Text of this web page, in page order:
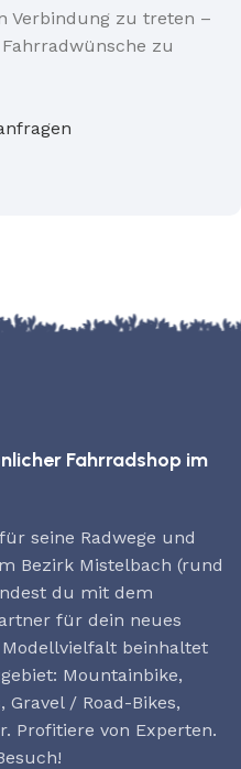
Verbindung zu treten –
zu
Fahrradshop im
seine Radwege und
Bezirk Mistelbach (rund
du mit dem
für dein neues
beinhaltet
Mountainbike,
Gravel / Road-Bikes,
Profitiere von Experten.